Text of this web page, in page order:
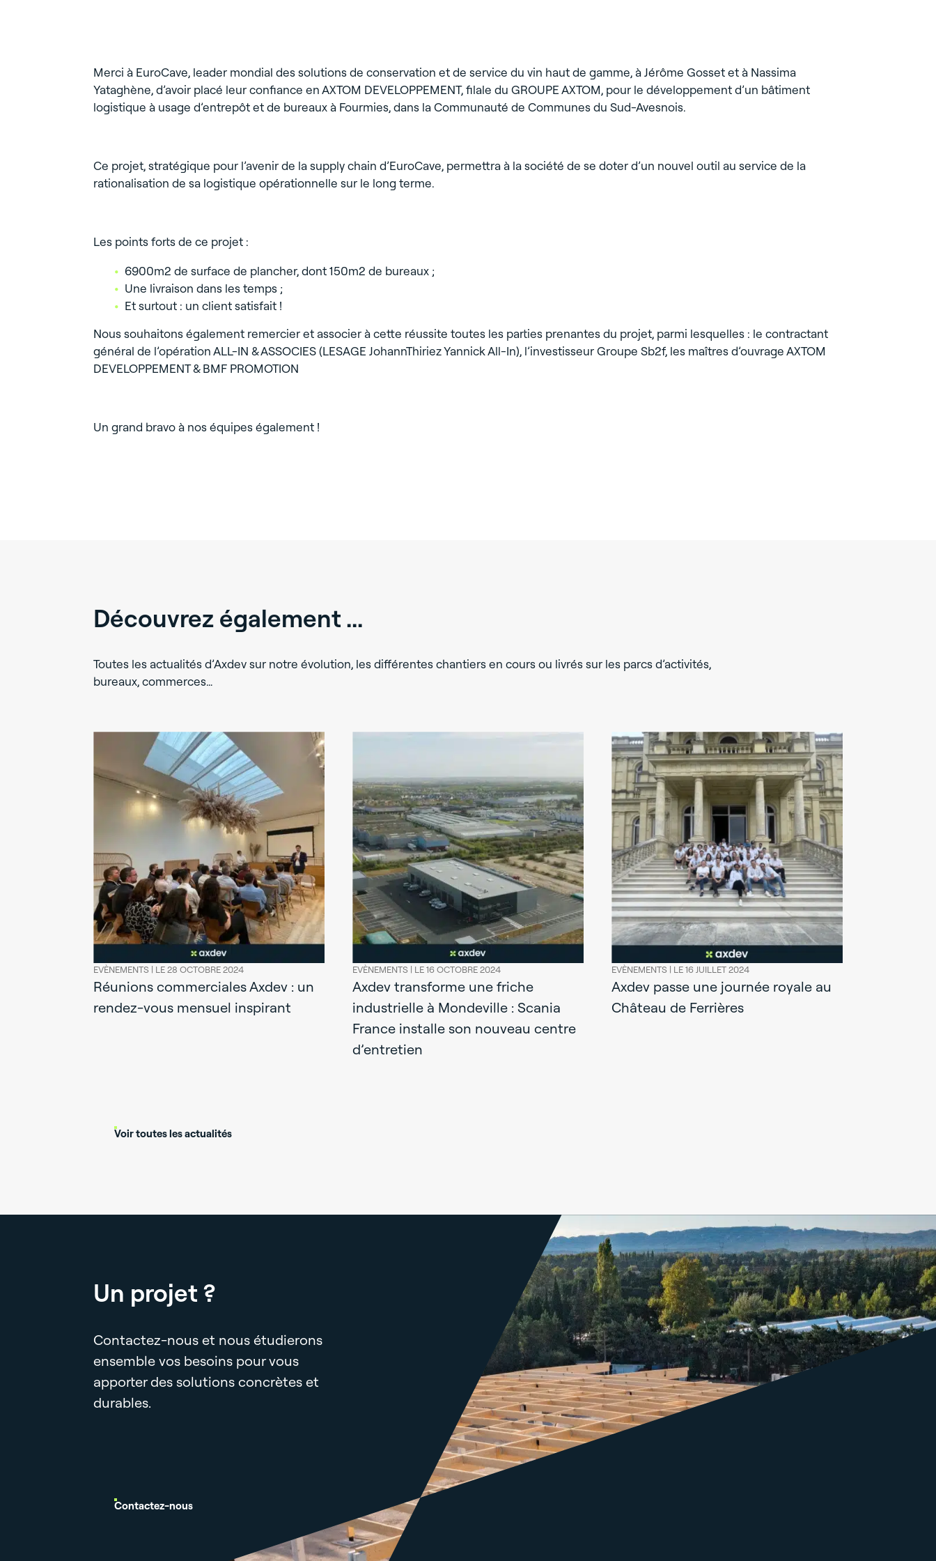
Merci à EuroCave, leader mondial des solutions de conservation et de service du vin haut de gamme, à Jérôme Gosset et à Nassima
Yataghène, d’avoir placé leur confiance en AXTOM DEVELOPPEMENT, filale du GROUPE AXTOM, pour le développement d’un bâtiment
logistique à usage d’entrepôt et de bureaux à Fourmies, dans la Communauté de Communes du Sud-Avesnois.
Ce projet, stratégique pour l’avenir de la supply chain d’EuroCave, permettra à la société de se doter d’un nouvel outil au service de la
rationalisation de sa logistique opérationnelle sur le long terme.
Les points forts de ce projet :
6900m2 de surface de plancher, dont 150m2 de bureaux ;
Une livraison dans les temps ;
Et surtout : un client satisfait !
Nous souhaitons également remercier et associer à cette réussite toutes les parties prenantes du projet, parmi lesquelles : le contractant
général de l’opération ALL-IN & ASSOCIES (LESAGE JohannThiriez Yannick All-In), l’investisseur Groupe Sb2f, les maîtres d’ouvrage AXTOM
DEVELOPPEMENT & BMF PROMOTION
Un grand bravo à nos équipes également !
Découvrez également ...
Toutes les actualités d’Axdev sur notre évolution, les différentes chantiers en cours ou livrés sur les parcs d’activités,
bureaux, commerces…
EVÈNEMENTS | LE 28 OCTOBRE 2024
Réunions commerciales Axdev : un
rendez-vous mensuel inspirant
EVÈNEMENTS | LE 16 OCTOBRE 2024
Axdev transforme une friche
industrielle à Mondeville : Scania
France installe son nouveau centre
d’entretien
EVÈNEMENTS | LE 16 JUILLET 2024
Axdev passe une journée royale au
Château de Ferrières
Voir toutes les actualités
Un projet ?
Contactez-nous et nous étudierons
ensemble vos besoins pour vous
apporter des solutions concrètes et
durables.
Contactez-nous